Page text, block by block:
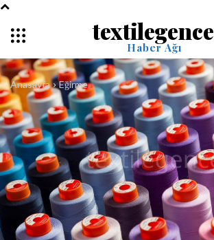
textilegence
Haber Ağı
Anasayfa Eğirme